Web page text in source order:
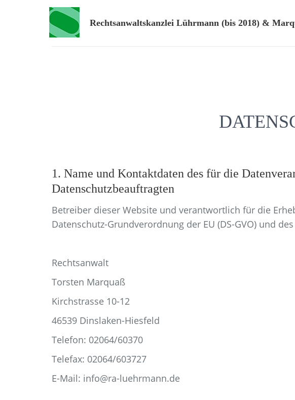
Rechtsanwaltskanzlei Lührmann (bis 2018) &
1. Name und Kontaktdaten des für die
Datenschutzbeauftragten
Betreiber dieser Website und verantwortlich für die
Datenschutz-Grundverordnung der EU (DS-GVO) und
Rechtsanwalt
Torsten Marquaß
Kirchstrasse 10-12
46539 Dinslaken-Hiesfeld
Telefon: 02064/60370
Telefax: 02064/603727
E-Mail: info@ra-luehrmann.de